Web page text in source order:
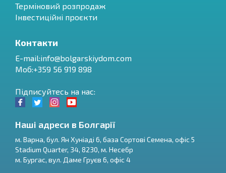
Терміновий розпродаж
Інвестиційні проєкти
Контакти
E-mail:info@bolgarskiydom.com
Моб:+359 56 919 898
Підписуйтесь на нас:
Наші адреси в Болгарії
м. Варна, бул. Ян Хуніаді 6, база Сортові Семена, офіс 5
Stadium Quarter, 34, 8230, м. Несебр
м. Бургас, вул. Даме Груєв 6, офіс 4